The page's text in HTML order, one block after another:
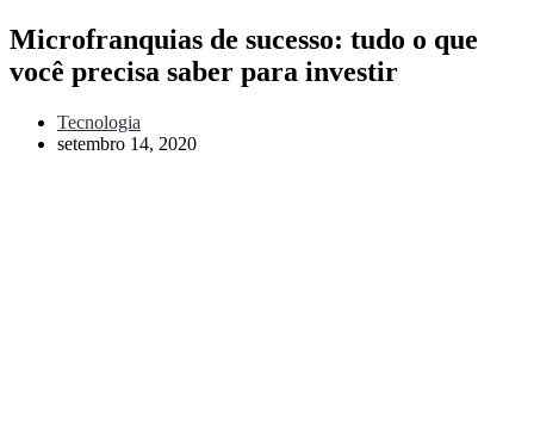
Microfranquias de sucesso: tudo o que
você precisa saber para investir
Tecnologia
setembro 14, 2020